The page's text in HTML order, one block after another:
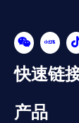
快速链
产品